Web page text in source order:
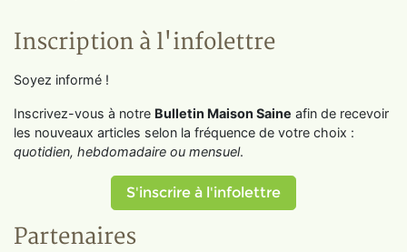
Inscription à l'infolettre
Soyez informé !
Inscrivez-vous à notre Bulletin Maison Saine afin de recevoir
les nouveaux articles selon la fréquence de votre choix :
quotidien, hebdomadaire ou mensuel.
S'inscrire à l'infolettre
Partenaires